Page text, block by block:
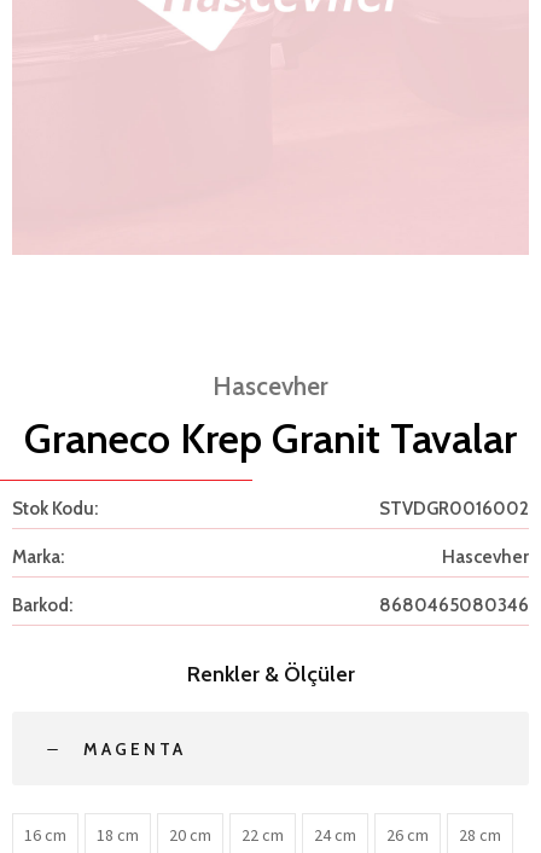
Hascevher
Graneco Krep Granit Tavalar
Stok Kodu: STVDGR0016002
Marka: Hascevher
Barkod: 8680465080346
Renkler & Ölçüler
MAGENTA
16 cm 18 cm 20 cm 22 cm 24 cm 26 cm 28 cm